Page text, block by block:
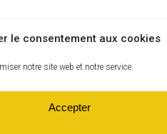
le consentement aux cookies
notre site web et notre service.
Accepter